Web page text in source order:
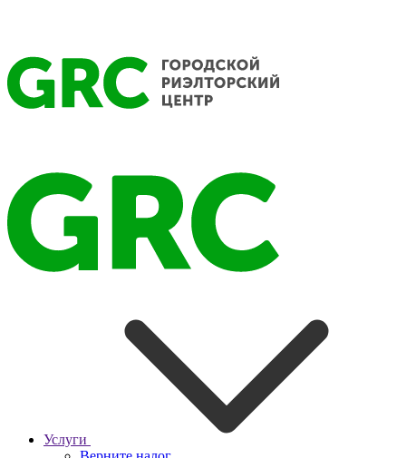
Услуги